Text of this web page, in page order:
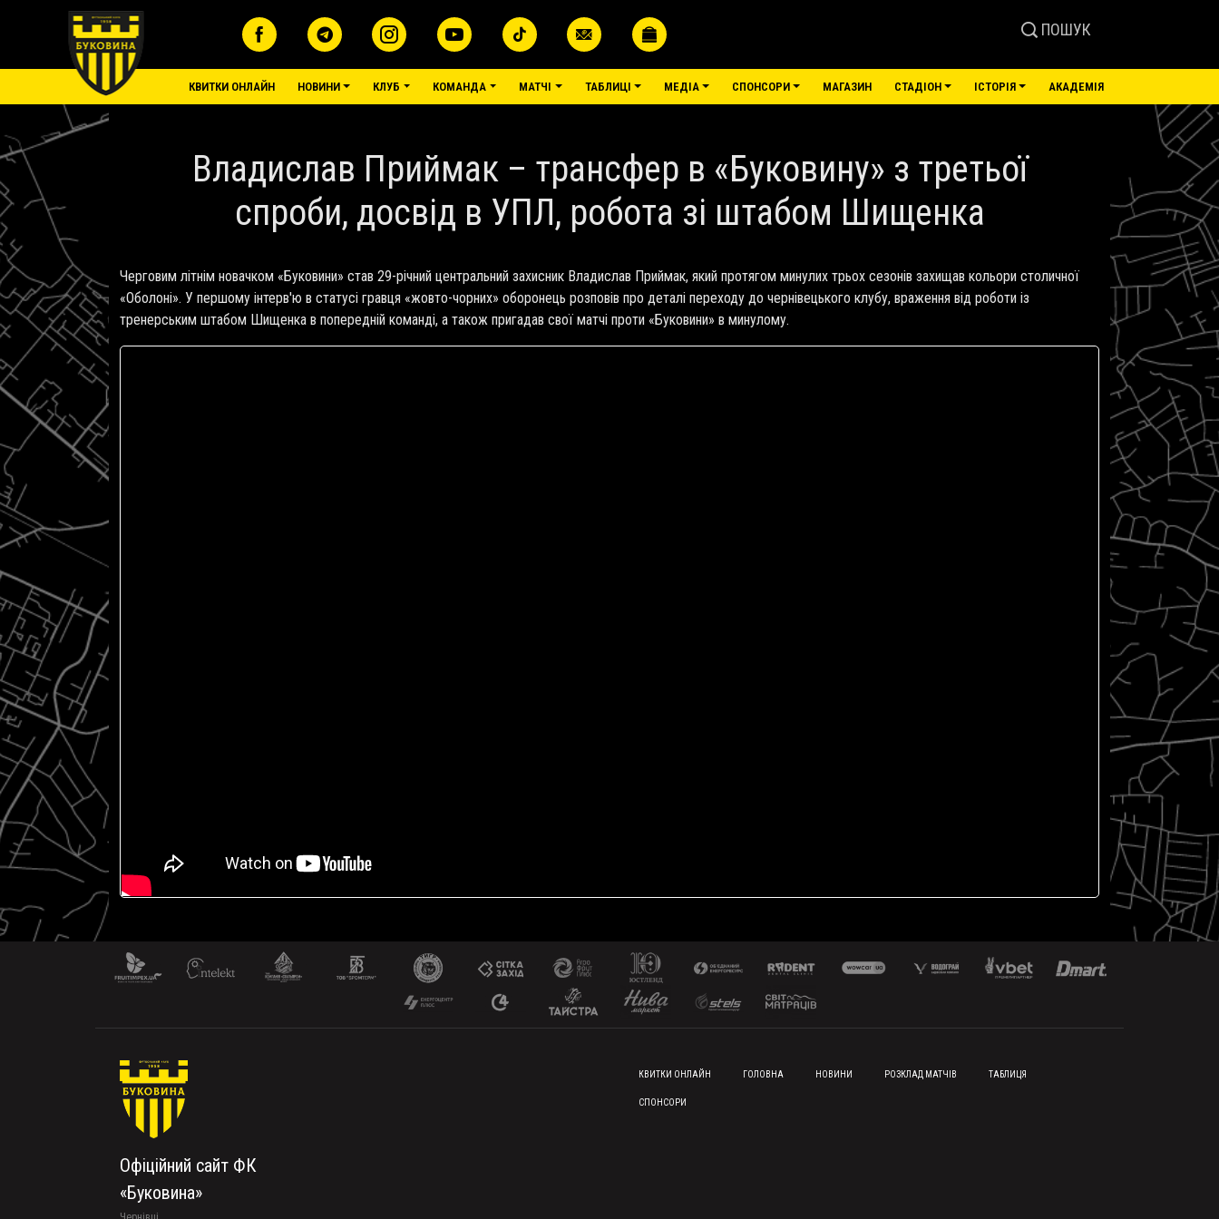
Перейти до основного вмісту
ПОШУК
основне меню
КВИТКИ ОНЛАЙН НОВИНИ КЛУБ КОМАНДА МАТЧІ ТАБЛИЦІ МЕДІА СПОНСОРИ МАГАЗИН СТАДІОН ІСТОРІЯ АКАДЕМІЯ
Владислав Приймак – трансфер в «Буковину» з третьої
спроби, досвід в УПЛ, робота зі штабом Шищенка
Черговим літнім новачком «Буковини» став 29-річний центральний захисник Владислав Приймак, який протягом минулих трьох сезонів захищав кольори столичної
«Оболоні». У першому інтерв'ю в статусі гравця «жовто-чорних» оборонець розповів про деталі переходу до чернівецького клубу, враження від роботи із
тренерським штабом Шищенка в попередній команді, а також пригадав свої матчі проти «Буковини» в минулому.
Офіційний сайт ФК
«Буковина»
FOOTER MENU
КВИТКИ ОНЛАЙН ГОЛОВНА НОВИНИ РОЗКЛАД МАТЧІВ ТАБЛИЦЯ
СПОНСОРИ